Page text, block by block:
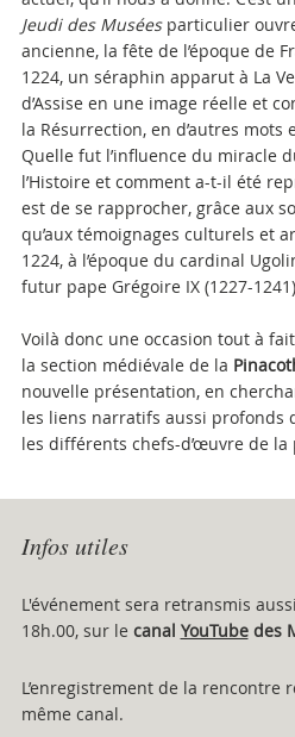
Jeudi des Musées particulier
ancienne, la fête de l’époque de
1224, un séraphin apparut à La
d’Assise en une image réelle et
la Résurrection, en d’autres mots
Quelle fut l’influence du miracle
l’Histoire et comment a-t-il été
est de se rapprocher, grâce aux
qu’aux témoignages culturels et
1224, à l’époque du cardinal
futur pape Grégoire IX (1227-
Voilà donc une occasion tout à
la section médiévale de la
nouvelle présentation, en
les liens narratifs aussi profonds
les différents chefs-d’œuvre de la
Infos utiles
L'événement sera retransmis
18h.00, sur le canal YouTubedes
L’enregistrement de la rencontre
même canal.